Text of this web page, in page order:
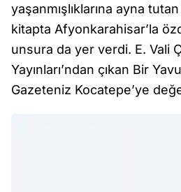
yaşanmışlıklarına ayna tutan
kitapta Afyonkarahisar’la
unsura da yer verdi. E. Vali
Yayınları’ndan çıkan Bir
Gazeteniz Kocatepe’ye